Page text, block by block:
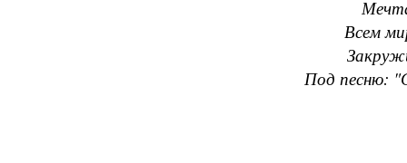
Всем
Под песню: